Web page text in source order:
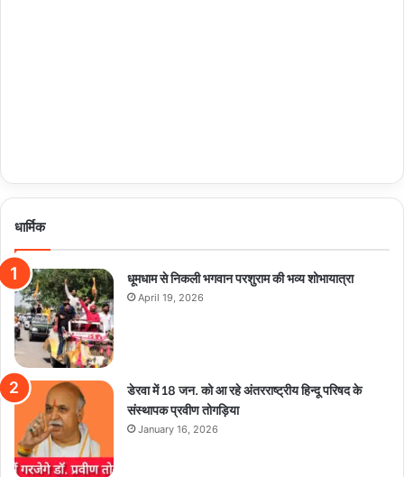
धार्मिक
धूमधाम से निकली भगवान परशुराम की भव्य शोभायात्रा
April 19, 2026
डेरवा में 18 जन. को आ रहे अंतरराष्ट्रीय हिन्दू परिषद के
संस्थापक प्रवीण तोगड़िया
January 16, 2026